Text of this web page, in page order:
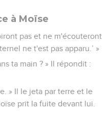
à Moïse
pas et ne m'écouteront
ne t'est pas apparu.’ »
ta main ? » Il répondit :
» Il le jeta par terre et le
prit la fuite devant lui.